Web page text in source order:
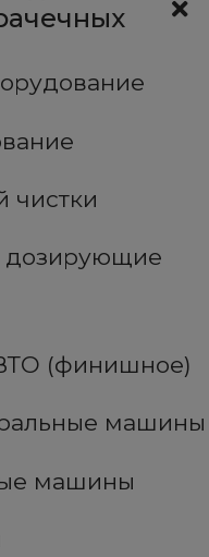
чистки
дозирующие
(финишное)
машины
машины